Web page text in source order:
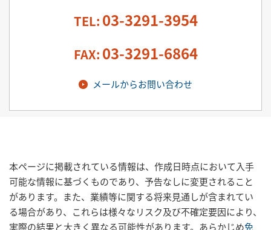
TEL: 03-3291-3954
FAX: 03-3291-6864
メールからお問い合わせ
本ページに掲載されている情報は、作成日時点において入手
可能な情報に基づくものであり、予告なしに変更されること
があります。また、業績等に関する将来見通しが含まれてい
る場合があり、これらは様々なリスク及び不確定要因により、
実際の結果と大きく異なる可能性があります。あらかじめ免